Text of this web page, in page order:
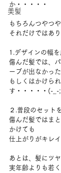
美髪
か・・・・・
もちろんつやつ
それだけではあ
1.デザインの幅
傷んだ髪では、
ーブが出なかった
もしくはかけら
す・・・・・(-_-
２.普段のセット
傷んだ髪ではま
かけても
仕上がりがキレ
あとは、髪にツ
実年齢よりも若